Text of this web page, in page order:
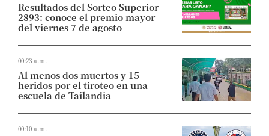
Resultados del Sorteo Superior
2893: conoce el premio mayor
del viernes 7 de agosto
00:23 a.m.
Al menos dos muertos y 15
heridos por el tiroteo en una
escuela de Tailandia
00:10 a.m.